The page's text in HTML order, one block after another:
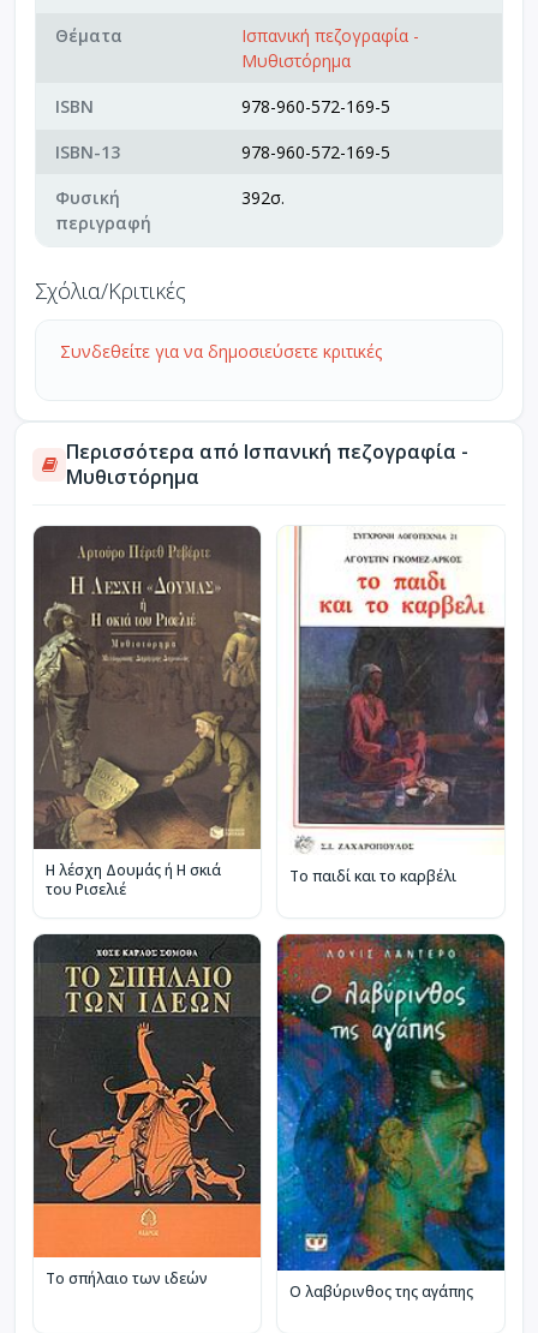
Θέματα
Ισπανική πεζογραφία -
Μυθιστόρημα
ISBN
978-960-572-169-5
ISBN-13
978-960-572-169-5
Φυσική
περιγραφή
392σ.
Σχόλια/Κριτικές
Συνδεθείτε για να δημοσιεύσετε κριτικές
Περισσότερα από Ισπανική πεζογραφία -
Μυθιστόρημα
Η λέσχη Δουμάς ή Η σκιά
του Ρισελιέ
Το παιδί και το καρβέλι
Το σπήλαιο των ιδεών
Ο λαβύρινθος της αγάπης